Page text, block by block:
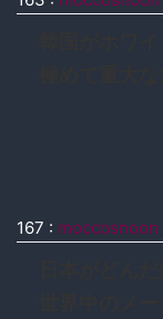
167 : moccosnoon